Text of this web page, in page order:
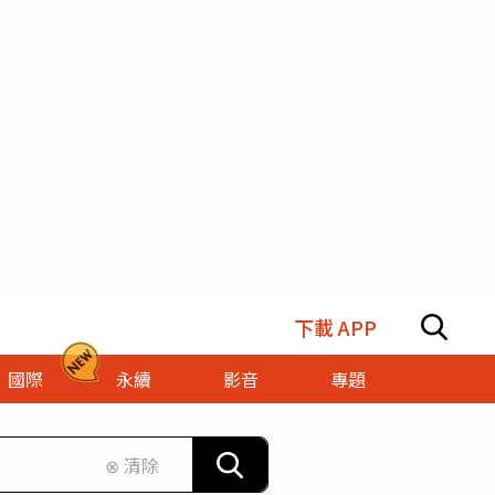
下載 APP
國際 永續 影音
專題
⊗ 清除